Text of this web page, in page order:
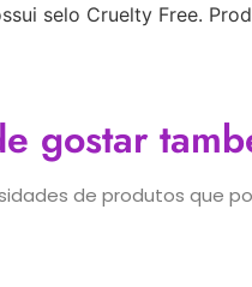
selo Cruelty Free.
gostar
de produtos que